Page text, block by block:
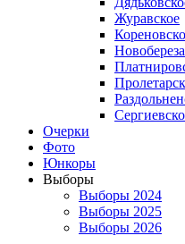
Журавское
Очерки
Фото
Юнкоры
Выборы
Выборы 2024
Выборы 2025
Выборы 2026